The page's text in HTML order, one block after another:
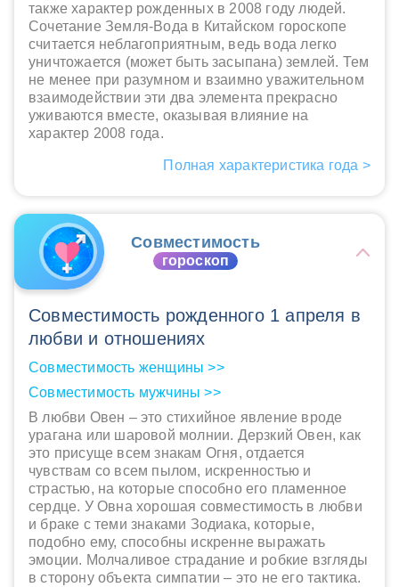
также характер рожденных в 2008 году людей.
Сочетание Земля-Вода в Китайском гороскопе
считается неблагоприятным, ведь вода легко
уничтожается (может быть засыпана) землей. Тем
не менее при разумном и взаимно уважительном
взаимодействии эти два элемента прекрасно
уживаются вместе, оказывая влияние на
характер 2008 года.
Полная характеристика года >
Совместимость
гороскоп
Совместимость рожденного 1 апреля в
любви и отношениях
Совместимость женщины >>
Совместимость мужчины >>
В любви Овен – это стихийное явление вроде
урагана или шаровой молнии. Дерзкий Овен, как
это присуще всем знакам Огня, отдается
чувствам со всем пылом, искренностью и
страстью, на которые способно его пламенное
сердце. У Овна хорошая совместимость в любви
и браке с теми знаками Зодиака, которые,
подобно ему, способны искренне выражать
эмоции. Молчаливое страдание и робкие взгляды
в сторону объекта симпатии – это не его тактика.